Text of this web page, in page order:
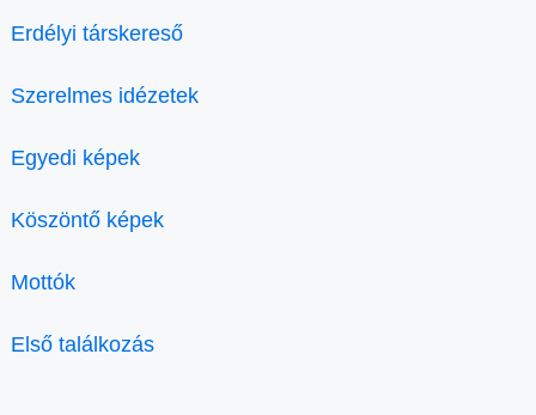
Erdélyi társkereső
Szerelmes idézetek
Egyedi képek
Köszöntő képek
Mottók
Első találkozás